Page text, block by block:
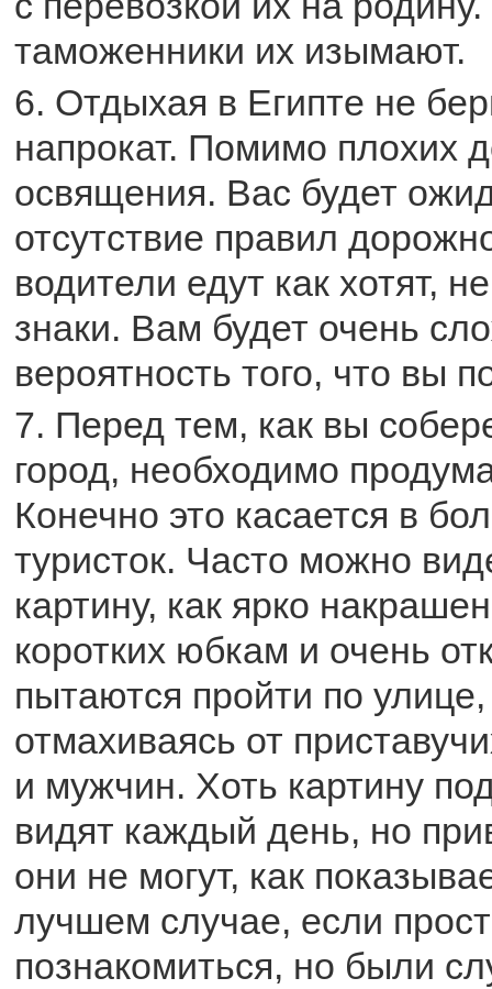
таможенники их изымают.
6. Отдыхая в Египте не
напрокат. Помимо плохих
освящения. Вас будет
отсутствие правил
водители едут как хотят,
знаки. Вам будет очень
вероятность того, что вы
7. Перед тем, как вы
город, необходимо
Конечно это касается в
туристок. Часто можно
картину, как ярко
коротких юбкам и очень
пытаются пройти по
отмахиваясь от
и мужчин. Хоть картину
видят каждый день, но
они не могут, как
лучшем случае, если
познакомиться, но были